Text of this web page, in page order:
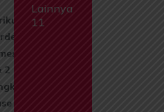
2
A)
Lainnya
11